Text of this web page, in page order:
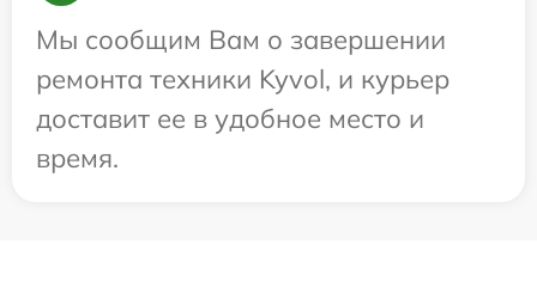
Мы сообщим Вам о завершении
ремонта техники Kyvol, и курьер
доставит ее в удобное место и
время.